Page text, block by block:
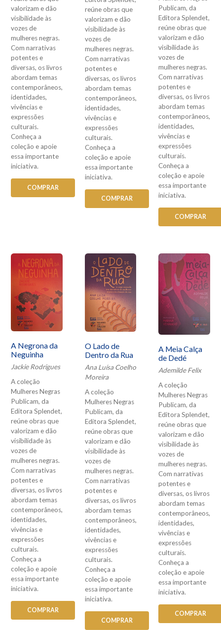
valorizam e dão
visibilidade às
vozes de
mulheres negras.
Com narrativas
potentes e
diversas, os livros
abordam temas
contemporâneos,
identidades,
vivências e
expressões
culturais.
Conheça a
coleção e apoie
essa importante
iniciativa.
COMPRAR
reúne obras que
valorizam e dão
visibilidade às
vozes de
mulheres negras.
Com narrativas
potentes e
diversas, os livros
abordam temas
contemporâneos,
identidades,
vivências e
expressões
culturais.
Conheça a
coleção e apoie
essa importante
iniciativa.
COMPRAR
Publicam, da
Editora Splendet,
reúne obras que
valorizam e dão
visibilidade às
vozes de
mulheres negras.
Com narrativas
potentes e
diversas, os livros
abordam temas
contemporâneos,
identidades,
vivências e
expressões
culturais.
Conheça a
coleção e apoie
essa importante
iniciativa.
COMPRAR
A Negrona da
Neguinha
Jackie Rodrigues
A coleção
Mulheres Negras
Publicam, da
Editora Splendet,
reúne obras que
valorizam e dão
visibilidade às
vozes de
mulheres negras.
Com narrativas
potentes e
diversas, os livros
abordam temas
contemporâneos,
identidades,
vivências e
expressões
culturais.
Conheça a
coleção e apoie
essa importante
iniciativa.
COMPRAR
O Lado de
Dentro da Rua
Ana Luísa Coelho
Moreira
A coleção
Mulheres Negras
Publicam, da
Editora Splendet,
reúne obras que
valorizam e dão
visibilidade às
vozes de
mulheres negras.
Com narrativas
potentes e
diversas, os livros
abordam temas
contemporâneos,
identidades,
vivências e
expressões
culturais.
Conheça a
coleção e apoie
essa importante
iniciativa.
COMPRAR
A Meia Calça
de Dedé
Ademilde Felix
A coleção
Mulheres Negras
Publicam, da
Editora Splendet,
reúne obras que
valorizam e dão
visibilidade às
vozes de
mulheres negras.
Com narrativas
potentes e
diversas, os livros
abordam temas
contemporâneos,
identidades,
vivências e
expressões
culturais.
Conheça a
coleção e apoie
essa importante
iniciativa.
COMPRAR